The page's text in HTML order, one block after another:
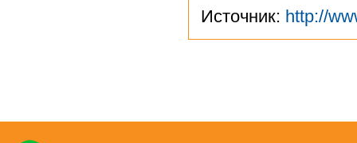
Источник: http://